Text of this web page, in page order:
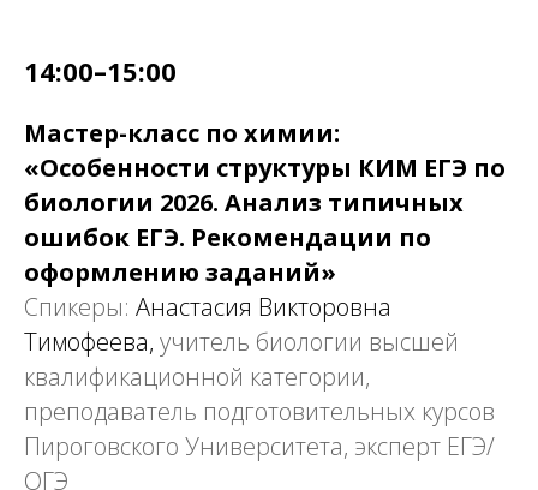
14:00–15:00
Мастер-класс по химии:
«Особенности структуры КИМ ЕГЭ по
биологии 2026. Анализ типичных
ошибок ЕГЭ. Рекомендации по
оформлению заданий»
Спикеры: Анастасия Викторовна
Тимофеева, учитель биологии высшей
квалификационной категории,
преподаватель подготовительных курсов
Пироговского Университета, эксперт ЕГЭ/
ОГЭ